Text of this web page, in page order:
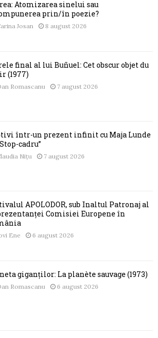
Atomizarea sinelui sau
prin/în poezie?
Josan 8 august 2026
final al lui Buñuel: Cet obscur objet du
(1977)
Romascanu 7 august 2026
într-un prezent infinit cu Maja Lunde
cadru”
Nițu 7 august 2026
APOLODOR, sub Înaltul Patronaj al
Comisiei Europene în
Ene 6 august 2026
giganților: La planète sauvage (1973)
Romascanu 6 august 2026